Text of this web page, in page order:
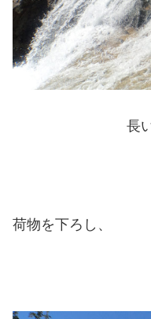
長
荷物を下ろし、